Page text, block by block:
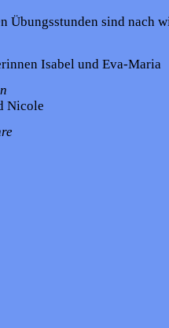
Übungsstunden sind nach
Isabel und Eva-Maria
Nicole